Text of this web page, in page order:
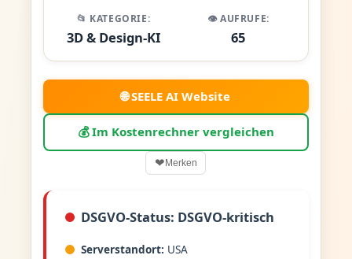
📂 KATEGORIE:
3D & Design-KI
👁️ AUFRUFE:
65
🌐 SEELE AI Website
💰 Im Kostenrechner vergleichen
❤Merken
DSGVO-Status: DSGVO-kritisch
Serverstandort: USA